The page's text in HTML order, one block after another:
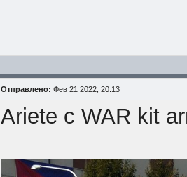
Отправлено: Фев 21 2022, 20:13
Ariete с WAR kit